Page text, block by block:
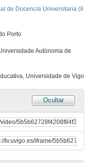
de Docencia Universitaria (II
Porto
Autónoma de
Universidade de Vigo
Ocultar
2011
2011
de Pedro Membiela
2011
Intervención de Ignacio Barcia Rodríguez